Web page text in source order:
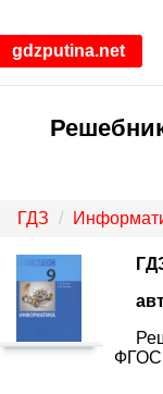
gdzputina.net
ГДЗ
ФГОС.